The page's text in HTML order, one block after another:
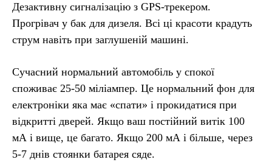
Дезактивну сигналізацію з GPS-трекером.
Прогрівач у бак для дизеля. Всі ці красоти крадуть
струм навіть при заглушеній машині.
Сучасний нормальний автомобіль у спокої
споживає 25-50 міліампер. Це нормальний фон для
електроніки яка має «спати» і прокидатися при
відкритті дверей. Якщо ваш постійний витік 100
мА і вище, це багато. Якщо 200 мА і більше, через
5-7 днів стоянки батарея сяде.